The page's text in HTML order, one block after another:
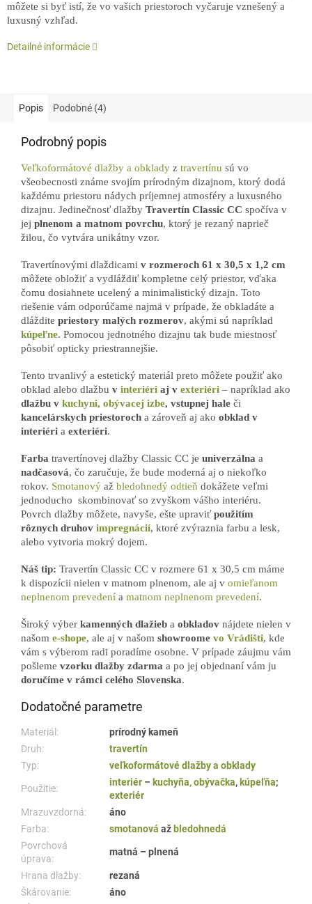
môžete si byť istí, že vo vašich priestoroch vyčaruje vznešený a
luxusný vzhľad.
Detailné informácie
Popis Podobné (4)
Podrobný popis
Veľkoformátové dlažby a obklady z travertínu sú vo
všeobecnosti známe svojím prírodným dizajnom, ktorý dodá
každému priestoru nádych príjemnej atmosféry a luxusného
dizajnu. Jedinečnosť dlažby Travertín Classic CC spočíva v
jej plnenom a matnom povrchu, ktorý je rezaný naprieč
žilou, čo vytvára unikátny vzor.
Travertínovými dlaždicami v rozmeroch 61 x 30,5 x 1,2 cm
môžete obložiť a vydláždiť kompletne celý priestor, vďaka
čomu dosiahnete ucelený a minimalistický dizajn. Toto
riešenie vám odporúčame najmä v prípade, že obkladáte a
dláždite priestory malých rozmerov, akými sú napríklad
kúpeľne. Pomocou jednotného dizajnu tak bude miestnosť
pôsobiť opticky priestrannejšie.
Tento trvanlivý a estetický materiál preto môžete použiť ako
obklad alebo dlažbu v interiéri aj v exteriéri – napríklad ako
dlažbu v kuchyni, obývacej izbe, vstupnej hale či
kancelárskych priestoroch a zároveň aj ako obklad v
interiéri a exteriéri.
Farba travertínovej dlažby Classic CC je univerzálna a
nadčasová, čo zaručuje, že bude moderná aj o niekoľko
rokov. Smotanový až bledohnedý odtieň dokážete veľmi
jednoducho skombinovať so zvyškom vášho interiéru.
Povrch dlažby môžete, navyše, ešte upraviť použitím
rôznych druhov impregnácií, ktoré zvýraznia farbu a lesk,
alebo vytvoria mokrý dojem.
Náš tip: Travertín Classic CC v rozmere 61 x 30,5 cm máme
k dispozícii nielen v matnom plnenom, ale aj v omieľanom
neplnenom prevedení a matnom neplnenom prevedení.
Široký výber kamenných dlažieb a obkladov nájdete nielen v
našom e-shope, ale aj v našom showroome vo Vrádišti, kde
vám s výberom radi poradíme osobne. V prípade záujmu vám
pošleme vzorku dlažby zdarma a po jej objednaní vám ju
doručíme v rámci celého Slovenska.
Dodatočné parametre
Materiál:
prírodný kameň
Druh:
travertín
Typ:
veľkoformátové dlažby a obklady
Použitie:
interiér – kuchyňa, obývačka, kúpeľňa;
exteriér
Mrazuvzdorná:
áno
Farba:
smotanová až bledohnedá
Povrchová
úprava:
matná – plnená
Hrana dlažby:
rezaná
Škárovanie:
áno